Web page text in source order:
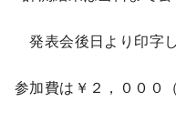
発表会後日より印字
参加費は￥２，０００（